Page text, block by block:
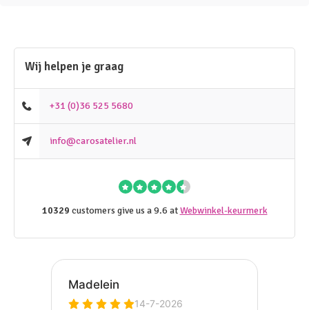
Wij helpen je graag
+31 (0)36 525 5680
info@carosatelier.nl
10329 customers give us a 9.6 atWebwinkel-keurmerk